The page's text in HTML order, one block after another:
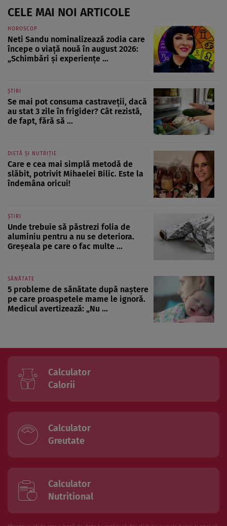
CELE MAI NOI ARTICOLE
HOROSCOP
Neti Sandu nominalizează zodia care
începe o viață nouă în august 2026:
„Schimbări și experiențe ...
ȘTIRI
Se mai pot consuma castraveții, dacă
au stat 3 zile în frigider? Cât rezistă,
de fapt, fără să ...
DIETĂ ȘI NUTRIȚIE
Care e cea mai simplă metodă de
slăbit, potrivit Mihaelei Bilic. Este la
îndemâna oricui!
ȘTIRI
Unde trebuie să păstrezi folia de
aluminiu pentru a nu se deteriora.
Greșeala pe care o fac multe ...
SĂNĂTATE
5 probleme de sănătate după naștere
pe care proaspetele mame le ignoră.
Medicul avertizează: „Nu ...
Calculator
Calorii
Calculator
Greutate
Calculator
Nutritional